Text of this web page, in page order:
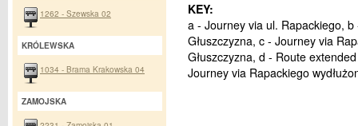
KEY:
a - Journey via ul. Rapackiego,
Głuszczyzna, c - Journey via
Głuszczyzna, d - Route
Journey via Rapackiego
1262 - Szewska 02
KRÓLEWSKA
1034 - Brama Krakowska 04
ZAMOJSKA